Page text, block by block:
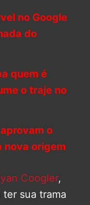
no Google
do
quem é
o traje no
o
nova origem
Coogler,
ter sua trama